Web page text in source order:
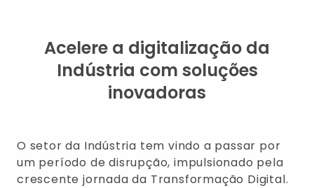
Acelere a digitalização da
Indústria com soluções
inovadoras
O setor da Indústria tem vindo a passar por
um período de disrupção, impulsionado pela
crescente jornada da Transformação Digital.